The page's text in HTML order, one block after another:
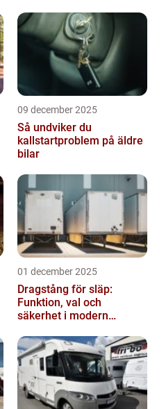
09 december 2025
Så undviker du
kallstartproblem på äldre
bilar
01 december 2025
Dragstång för släp:
Funktion, val och
säkerhet i modern